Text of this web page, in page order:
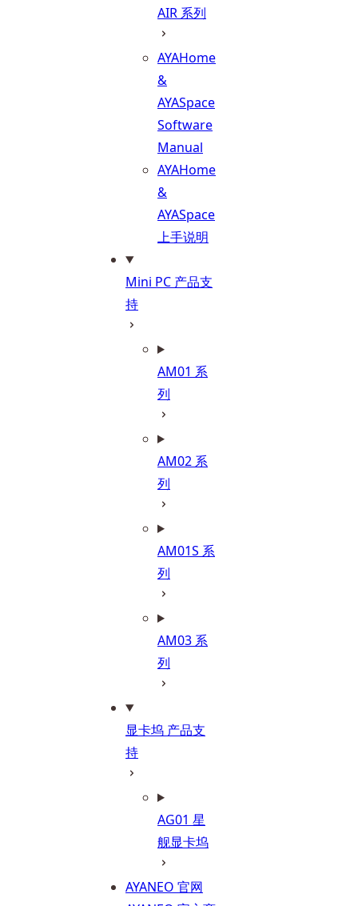
AIR 系列
AYAHome
&
AYASpace
Software
Manual
AYAHome
&
AYASpace
上手说明
Mini PC 产品支
持
AM01 系
列
AM02 系
列
AM01S 系
列
AM03 系
列
显卡坞 产品支
持
AG01 星
舰显卡坞
AYANEO 官网